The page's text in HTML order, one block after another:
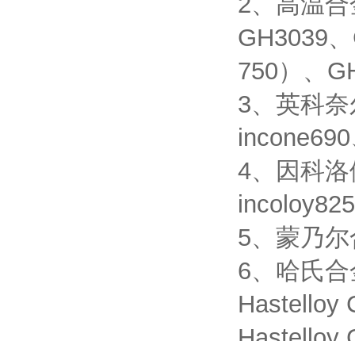
GH3039
750）、
3、英科
4、因科
5、蒙乃
6、哈氏
Hastelloy